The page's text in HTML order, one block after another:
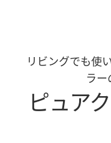
リビングでも使
ラ
ピュア